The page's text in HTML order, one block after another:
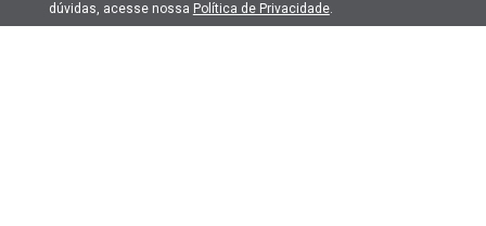
dúvidas, acesse nossa Política de Privacidade.